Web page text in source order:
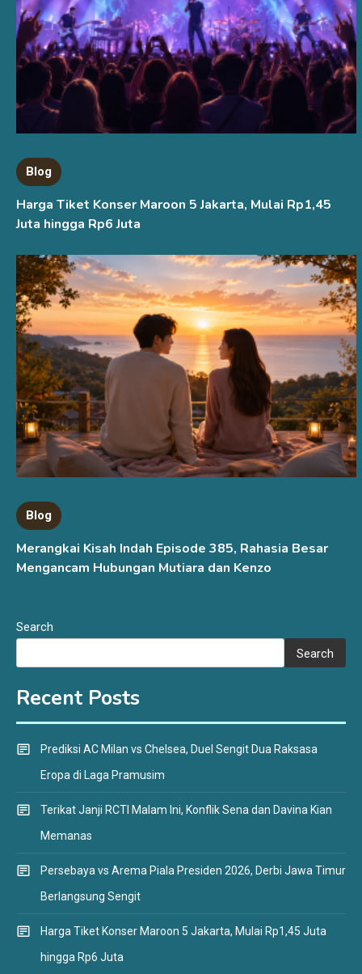
Blog
Harga Tiket Konser Maroon 5 Jakarta, Mulai Rp1,45
Juta hingga Rp6 Juta
Blog
Merangkai Kisah Indah Episode 385, Rahasia Besar
Mengancam Hubungan Mutiara dan Kenzo
Search
Search
Recent Posts
Prediksi AC Milan vs Chelsea, Duel Sengit Dua Raksasa
Eropa di Laga Pramusim
Terikat Janji RCTI Malam Ini, Konflik Sena dan Davina Kian
Memanas
Persebaya vs Arema Piala Presiden 2026, Derbi Jawa Timur
Berlangsung Sengit
Harga Tiket Konser Maroon 5 Jakarta, Mulai Rp1,45 Juta
hingga Rp6 Juta